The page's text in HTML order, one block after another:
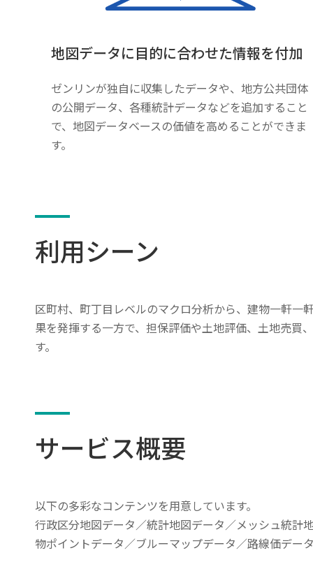
地図データに目的に合わせた情報を付加
ゼンリンが独自に収集したデータや、地方公共団体
の公開データ、各種統計データなどを追加すること
で、地図データベースの価値を高めることができま
す。
利用シーン
区町村、町丁目レベルのマクロ分析から、建物一軒一
果を発揮する一方で、担保評価や土地評価、土地売買
す。
サービス概要
以下の多彩なコンテンツを用意しています。
行政区分地図データ／統計地図データ／メッシュ統計
物ポイントデータ／ブルーマップデータ／路線価デー